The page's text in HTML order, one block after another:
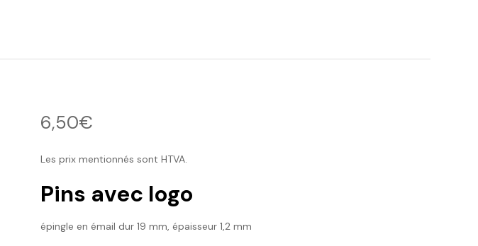
6,50€
Les prix mentionnés sont HTVA.
Pins avec logo
épingle en émail dur 19 mm, épaisseur 1,2 mm